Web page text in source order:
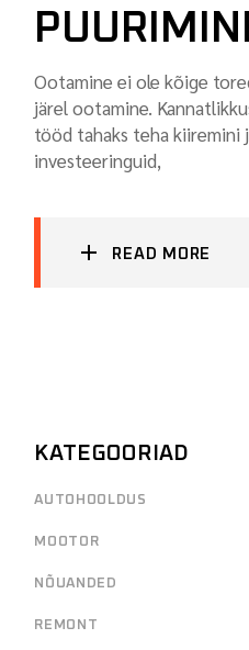
Ootamine ei ole kõige
järel ootamine.
tööd tahaks teha kiiremini
investeeringuid,
READ MORE
KATEGOORIAD
AUTOHOOLDUS
MOOTOR
NÕUANDED
REMONT